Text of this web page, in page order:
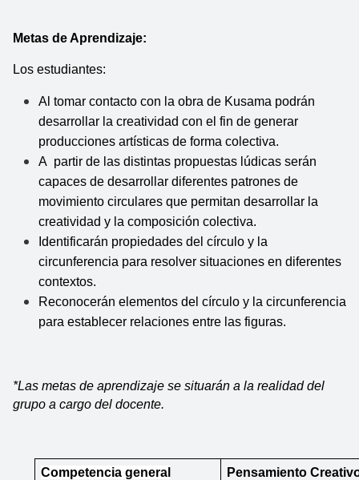
Metas de Aprendizaje:
Los estudiantes:
Al tomar contacto con la obra de Kusama podrán
desarrollar la creatividad con el fin de generar
producciones artísticas de forma colectiva.
A  partir de las distintas propuestas lúdicas serán
capaces de desarrollar diferentes patrones de
movimiento circulares que permitan desarrollar la
creatividad y la composición colectiva.
Identificarán propiedades del círculo y la
circunferencia para resolver situaciones en diferentes
contextos.
Reconocerán elementos del círculo y la circunferencia
para establecer relaciones entre las figuras.
*Las metas de aprendizaje se situarán a la realidad del
grupo a cargo del docente.
Competencia general Pensamiento